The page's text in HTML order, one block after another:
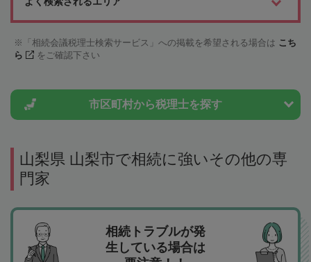
「相続会議税理士検索サービス」への掲載を希望される場合は こち
ら
をご確認下さい
市区町村から税理士を探す
山梨県 山梨市で相続に強いその他の専
門家
相続トラブルが発
生している場合は